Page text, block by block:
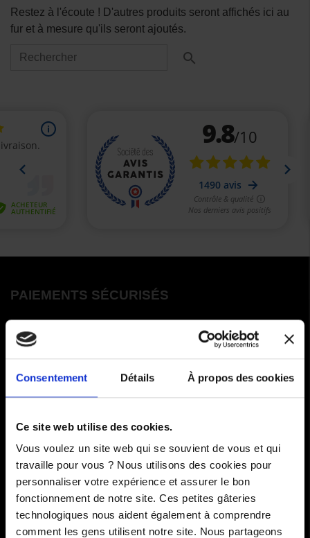
Consentement Détails À propos des cookies
Ce site web utilise des cookies.
Vous voulez un site web qui se souvient de vous et qui
travaille pour vous ? Nous utilisons des cookies pour
personnaliser votre expérience et assurer le bon
fonctionnement de notre site. Ces petites gâteries
technologiques nous aident également à comprendre
comment les gens utilisent notre site. Nous partageons
Restez à l'écoute ! D'autres produits seront affichés ici au
fur et à mesure qu'ils seront ajoutés.

PAIEMENTS SÉCURISÉS
Paiement en 3 ou 4 fois
Paiements
Livraisons
Comment renvoyer des articles
SAV